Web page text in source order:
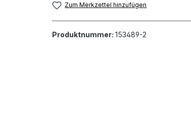
Zum Merkzettel hinzufügen
Produktnummer: 153489-2